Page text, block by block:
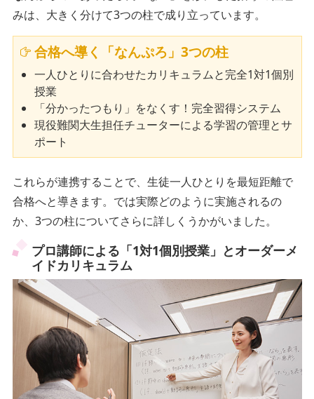
みは、大きく分けて3つの柱で成り立っています。
合格へ導く「なんぷろ」3つの柱
一人ひとりに合わせたカリキュラムと完全1対1個別
授業
「分かったつもり」をなくす！完全習得システム
現役難関大生担任チューターによる学習の管理とサ
ポート
これらが連携することで、生徒一人ひとりを最短距離で
合格へと導きます。では実際どのように実施されるの
か、3つの柱についてさらに詳しくうかがいました。
プロ講師による「1対1個別授業」とオーダーメ
イドカリキュラム